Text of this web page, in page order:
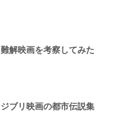
難解映画を考察してみた
ジブリ映画の都市伝説集